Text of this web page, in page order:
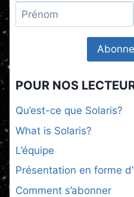
POUR NOS
Qu’est-ce que Solaris?
What is Solaris?
L’équipe
Présentation en forme
Comment s’abonner